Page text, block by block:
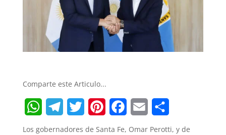
Comparte este Articulo...
T
P
Los gobernadores de Santa Fe, Omar Perotti, y de